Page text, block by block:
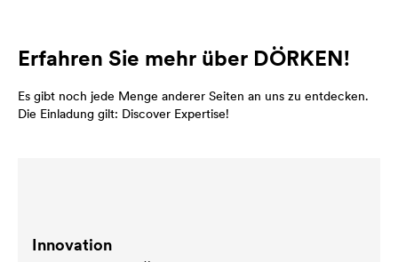
Erfahren Sie mehr über DÖRKEN!
Es gibt noch jede Menge anderer Seiten an uns zu entdecken.
Die Einladung gilt: Discover Expertise!
Innovation